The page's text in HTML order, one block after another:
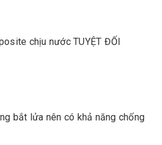
chịu nước TUYỆT ĐỐI
bắt lửa nên có khả năng chống